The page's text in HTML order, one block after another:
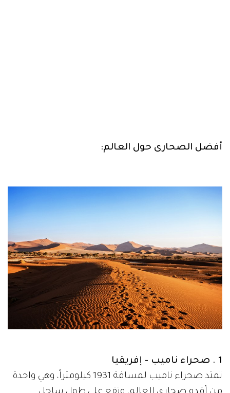
أفضل الصحارى حول العالم:
1 . صحراء ناميب - إفريقيا
تمتد صحراء ناميب لمسافة 1931 كيلومتراً، وهي واحدة